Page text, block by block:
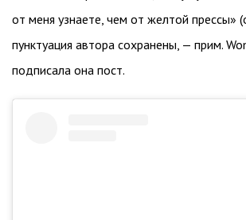
от меня узнаете, чем от желтой прессы»
пунктуация автора сохранены, — прим.
подписала она пост.